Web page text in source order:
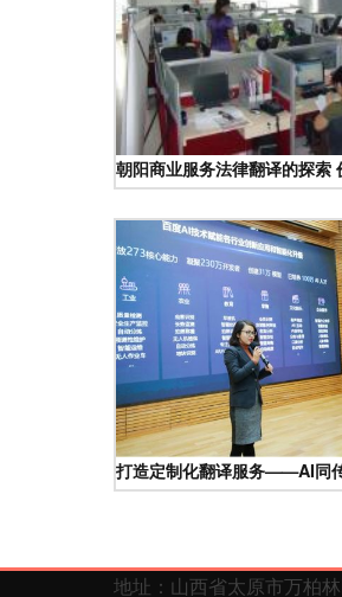
朝阳商业服务法律翻译的探索
打造定制化翻译服务——AI同
地址：山西省太原市万柏